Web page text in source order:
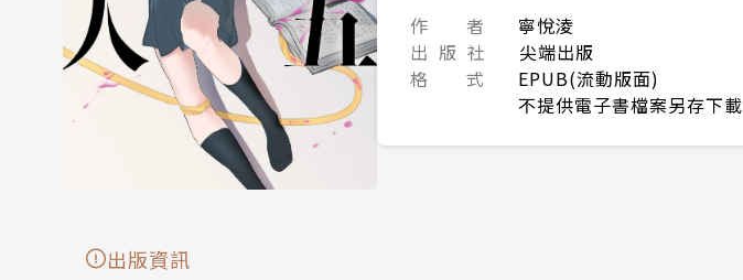
作 者
寧悅淩
出 版 社
尖端出版
格 式
EPUB(流動版面)
不提供電子書檔案另存下載
出版資訊